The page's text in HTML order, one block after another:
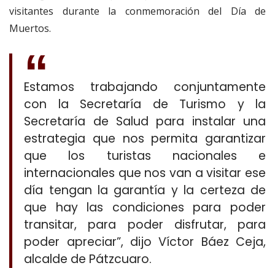
visitantes durante la conmemoración del Día de
Muertos.
Estamos trabajando conjuntamente
con la Secretaría de Turismo y la
Secretaría de Salud para instalar una
estrategia que nos permita garantizar
que los turistas nacionales e
internacionales que nos van a visitar ese
día tengan la garantía y la certeza de
que hay las condiciones para poder
transitar, para poder disfrutar, para
poder apreciar”, dijo Víctor Báez Ceja,
alcalde de Pátzcuaro.